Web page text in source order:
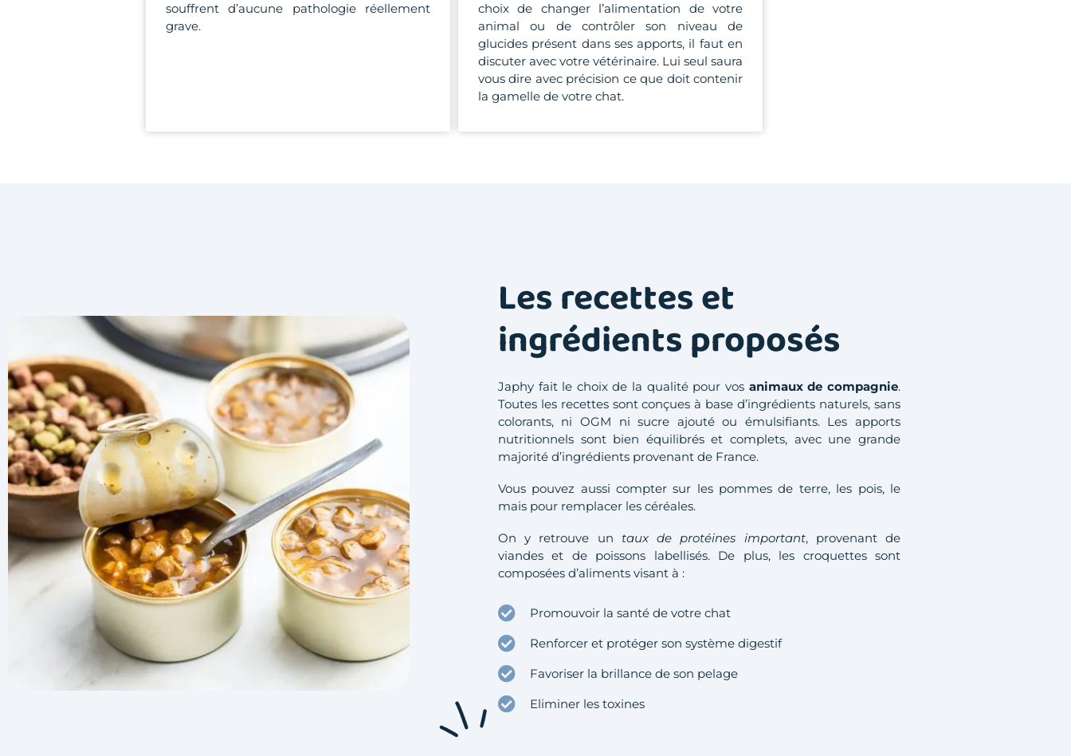
souffrent d’aucune pathologie réellement
grave.
choix de changer l’alimentation de votre
animal ou de contrôler son niveau de
glucides présent dans ses apports, il faut en
discuter avec votre vétérinaire. Lui seul saura
vous dire avec précision ce que doit contenir
la gamelle de votre chat.
Les recettes et
ingrédients proposés
Japhy fait le choix de la qualité pour vos animaux de compagnie.
Toutes les recettes sont conçues à base d’ingrédients naturels, sans
colorants, ni OGM ni sucre ajouté ou émulsifiants. Les apports
nutritionnels sont bien équilibrés et complets, avec une grande
majorité d’ingrédients provenant de France.
Vous pouvez aussi compter sur les pommes de terre, les pois, le
mais pour remplacer les céréales.
On y retrouve un taux de protéines important, provenant de
viandes et de poissons labellisés. De plus, les croquettes sont
composées d’aliments visant à :
Promouvoir la santé de votre chat
Renforcer et protéger son système digestif
Favoriser la brillance de son pelage
Eliminer les toxines